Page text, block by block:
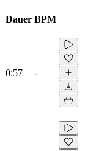
Dauer BPM
0:57 -